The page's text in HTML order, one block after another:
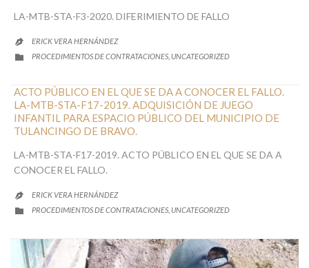
LA-MTB-STA-F3-2020. DIFERIMIENTO DE FALLO

ERICK VERA HERNÁNDEZ

CATEGORY
PROCEDIMIENTOS DE CONTRATACIONES UNCATEGORIZED
ACTO PÚBLICO EN EL QUE SE DA A CONOCER EL FALLO.
LA-MTB-STA-F17-2019. ADQUISICIÓN DE JUEGO
INFANTIL PARA ESPACIO PÚBLICO DEL MUNICIPIO DE
TULANCINGO DE BRAVO.
LA-MTB-STA-F17-2019. ACTO PÚBLICO EN EL QUE SE DA A
CONOCER EL FALLO.

ERICK VERA HERNÁNDEZ

CATEGORY
PROCEDIMIENTOS DE CONTRATACIONES UNCATEGORIZED